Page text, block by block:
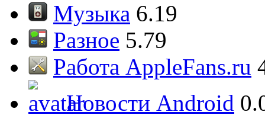
Музыка 6.19
Разное 5.79
Работа AppleFans.ru
Новости Android